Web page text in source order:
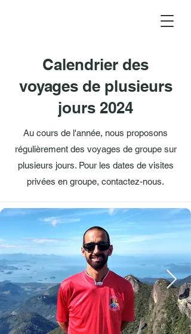
Calendrier des
voyages de plusieurs
jours 2024
Au cours de l'année, nous proposons
régulièrement des voyages de groupe sur
plusieurs jours. Pour les dates de visites
privées en groupe, contactez-nous.